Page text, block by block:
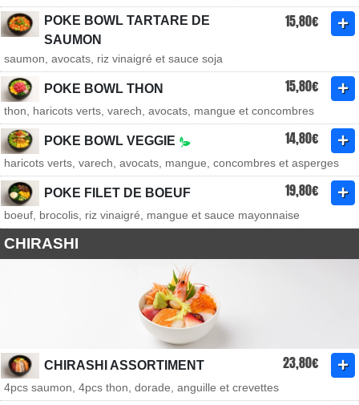
POKE BOWL TARTARE DE
SAUMON
15,80€
saumon, avocats, riz vinaigré et sauce soja
POKE BOWL THON 15,80€
thon, haricots verts, varech, avocats, mangue et concombres
POKE BOWL VEGGIE 14,80€
haricots verts, varech, avocats, mangue, concombres et asperges
POKE FILET DE BOEUF 19,80€
boeuf, brocolis, riz vinaigré, mangue et sauce mayonnaise
CHIRASHI
CHIRASHI ASSORTIMENT 23,80€
4pcs saumon, 4pcs thon, dorade, anguille et crevettes